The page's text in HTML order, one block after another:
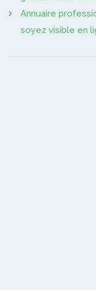
Annuaire
soyez visible en